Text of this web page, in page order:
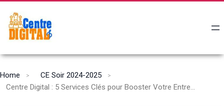
Home
CE Soir 2024-2025
Centre Digital : 5 Services Clés pour Booster Votre Entreprise